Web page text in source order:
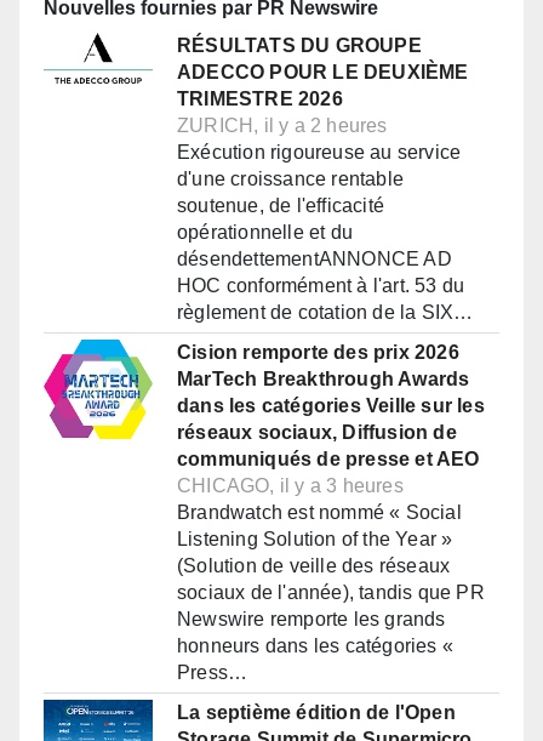
Nouvelles fournies par PR Newswire
RÉSULTATS DU GROUPE
ADECCO POUR LE DEUXIÈME
TRIMESTRE 2026
ZURICH, il y a 2 heures
Exécution rigoureuse au service
d'une croissance rentable
soutenue, de l'efficacité
opérationnelle et du
désendettementANNONCE AD
HOC conformément à l'art. 53 du
règlement de cotation de la SIX…
Cision remporte des prix 2026
MarTech Breakthrough Awards
dans les catégories Veille sur les
réseaux sociaux, Diffusion de
communiqués de presse et AEO
CHICAGO, il y a 3 heures
Brandwatch est nommé « Social
Listening Solution of the Year »
(Solution de veille des réseaux
sociaux de l'année), tandis que PR
Newswire remporte les grands
honneurs dans les catégories «
Press…
La septième édition de l'Open